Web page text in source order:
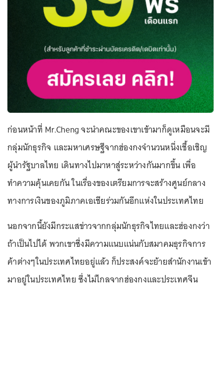
ก่อนหน้าที่ Mr.Cheng จะนำคณะของเขาเข้ามาก็ดูเหมือนจะมี
กลุ่มนักธุรกิจ และมหาเศรษฐีจากฮ่องกงจำนวนหนึ่งเชื้อเชิญ
ผู้นำรัฐบาลไทย เดินทางไปมาหาสู่ระหว่างกันมากขึ้น เพื่อ
ทำความคุ้นเคยกัน ในเรื่องของเตรียมการจะสร้างศูนย์กลาง
ทางการเงินของภูมิภาคเอเชียร่วมกันอีกแห่งในประเทศไทย
นอกจากนี้ยังมีกระแสข่าวจากกลุ่มนักธุรกิจไทยและฮ่องกงว่า
ถ้าเป็นไปได้ พวกเขาซึ่งมีความแนบแน่นกับสมาคมธุรกิจการ
ค้าต่างๆในประเทศไทยอยู่แล้ว ก็ประสงค์จะย้ายสำนักงานเข้า
มาอยู่ในประเทศไทย ซึ่งไม่ไกลจากฮ่องกงและประเทศจีน